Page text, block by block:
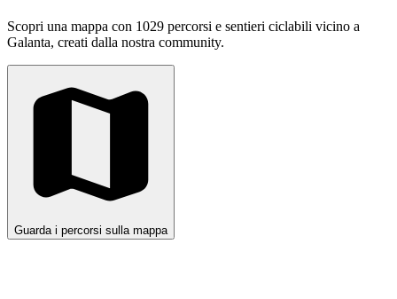
Scopri una mappa con 1029 percorsi e sentieri ciclabili vicino a
Galanta, creati dalla nostra community.
Guarda i percorsi sulla mappa